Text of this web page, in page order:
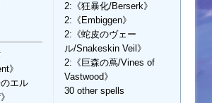
》
エル
2:《狂暴化/Berserk》
2:《Embiggen》
2:《蛇皮のヴェー
ル/Snakeskin Veil》
2:《巨森の蔦/Vines of
Vastwood》
30 other spells